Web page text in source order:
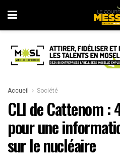
Accueil Société
CLI de Cattenom :
pour une
sur le nucléaire